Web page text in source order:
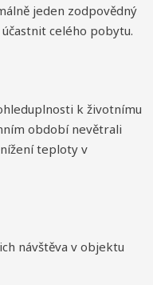
jeden zodpovědný
celého pobytu.
k životnímu
období nevětrali
teploty v
návštěva v objektu